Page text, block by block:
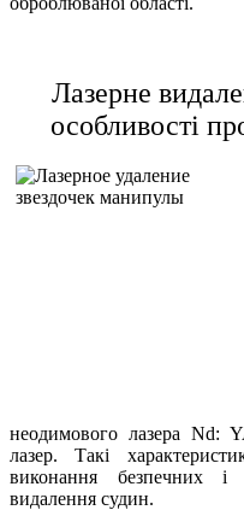
Лазерне
особливості
неодимового лазера Nd:
лазер. Такі
виконання безпечних
видалення судин.